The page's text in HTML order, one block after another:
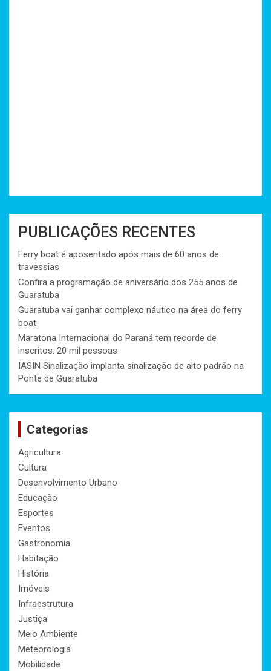
PUBLICAÇÕES RECENTES
Ferry boat é aposentado após mais de 60 anos de
travessias
Confira a programação de aniversário dos 255 anos de
Guaratuba
Guaratuba vai ganhar complexo náutico na área do ferry
boat
Maratona Internacional do Paraná tem recorde de
inscritos: 20 mil pessoas
IASIN Sinalização implanta sinalização de alto padrão na
Ponte de Guaratuba
Categorias
Agricultura
Cultura
Desenvolvimento Urbano
Educação
Esportes
Eventos
Gastronomia
Habitação
História
Imóveis
Infraestrutura
Justiça
Meio Ambiente
Meteorologia
Mobilidade